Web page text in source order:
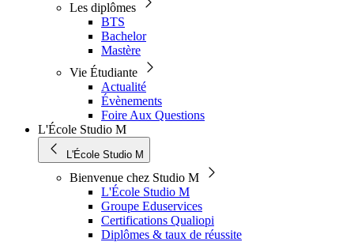
Les diplômes
BTS
Bachelor
Mastère
Vie Étudiante
Actualité
Évènements
Foire Aux Questions
L'École Studio M
L'École Studio M
Bienvenue chez Studio M
L'École Studio M
Groupe Eduservices
Certifications Qualiopi
Diplômes & taux de réussite